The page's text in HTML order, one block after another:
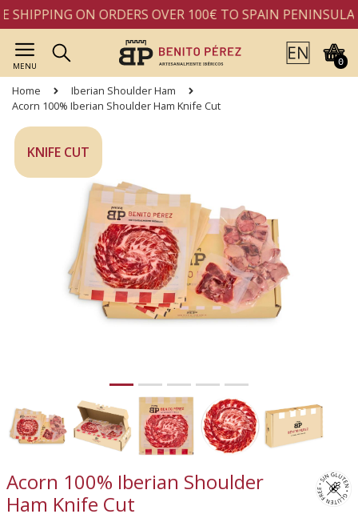
SHIPPING ON ORDERS OVER 100€ TO SPAIN PENINSULA
MENU 0
Home
Iberian Shoulder Ham
Acorn 100% Iberian Shoulder Ham Knife Cut
KNIFE CUT
Acorn 100% Iberian Shoulder
Ham Knife Cut